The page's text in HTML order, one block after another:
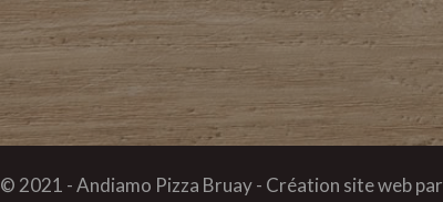
© 2021 -Andiamo Pizza Bruay- Création site web par